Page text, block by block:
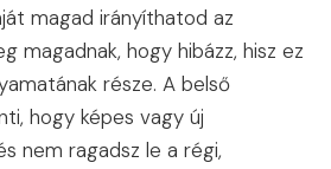
magad irányíthatod az
magadnak, hogy hibázz, hisz ez
része. A belső
hogy képes vagy új
nem ragadsz le a régi,